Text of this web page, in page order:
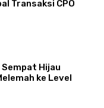
Transaksi CPO
Sempat Hijau
ke Level